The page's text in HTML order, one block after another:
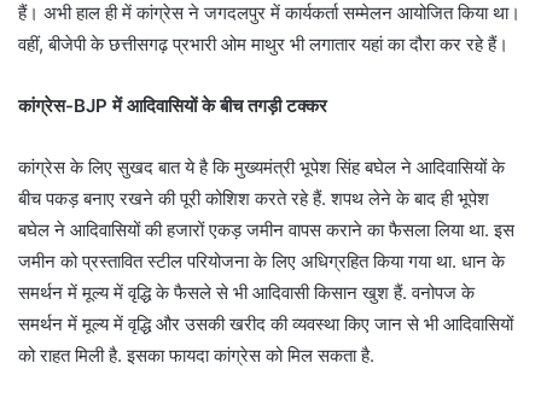
हैं। अभी हाल ही में कांग्रेस ने जगदलपुर में कार्यकर्ता सम्मेलन आयोजित किया था।
वहीं, बीजेपी के छत्तीसगढ़ प्रभारी ओम माथुर भी लगातार यहां का दौरा कर रहे हैं।
कांग्रेस-BJP में आदिवासियों के बीच तगड़ी टक्कर
कांग्रेस के लिए सुखद बात ये है कि मुख्यमंत्री भूपेश सिंह बघेल ने आदिवासियों के
बीच पकड़ बनाए रखने की पूरी कोशिश करते रहे हैं. शपथ लेने के बाद ही भूपेश
बघेल ने आदिवासियों की हजारों एकड़ जमीन वापस कराने का फैसला लिया था. इस
जमीन को प्रस्तावित स्टील परियोजना के लिए अधिग्रहित किया गया था. धान के
समर्थन में मूल्य में वृद्धि के फैसले से भी आदिवासी किसान खुश हैं. वनोपज के
समर्थन में मूल्य में वृद्धि और उसकी खरीद की व्यवस्था किए जान से भी आदिवासियों
को राहत मिली है. इसका फायदा कांग्रेस को मिल सकता है.